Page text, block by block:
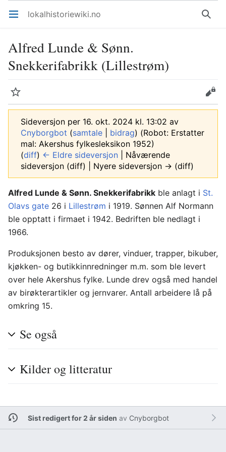
Åpne hovedmenyen lokalhistoriewiki.no Søk
Alfred Lunde & Sønn.
Snekkerifabrikk (Lillestrøm)
Overvåk Rediger
Sideversjon per 16. okt. 2024 kl. 13:02 av
Cnyborgbot (samtale bidrag) (Robot: Erstatter
mal: Akershus fylkesleksikon 1952)
(diff) ← Eldre sideversjon | Nåværende
sideversjon (diff) | Nyere sideversjon → (diff)
Alfred Lunde & Sønn. Snekkerifabrikk ble anlagt i St.
Olavs gate 26 i Lillestrøm i 1919. Sønnen Alf Normann
ble opptatt i firmaet i 1942. Bedriften ble nedlagt i
1966.
Produksjonen besto av dører, vinduer, trapper, bikuber,
kjøkken- og butikkinnredninger m.m. som ble levert
over hele Akershus fylke. Lunde drev også med handel
av birøkterartikler og jernvarer. Antall arbeidere lå på
omkring 15.
Se også
Kilder og litteratur
Sist redigert for 2 år siden av Cnyborgbot